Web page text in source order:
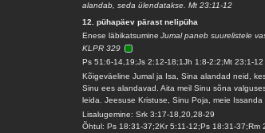
alandab, seda ülendatakse. Mt 23:11-12
12. pühapäev pärast nelipüha
Enese läbikatsumine Jumal paneb suurelistele
KLPR 329
Ps 51:6-14,19;Js 2:12-18;1Jh 1:8-2:2;Mt 23:1-12
Kõigeväeline Jumal ja Isa, Sina alandad neid,
Sinu ees alandavad. Aita meil Sinu sõna
leida. Jeesuse Kristuse, Sinu Poja, meie Issanda
Lisalugemine: Srk 3:17-18,20,28-29
Õhtul: Ps 18:31-37;2Kr 5:11-12;Ps 18:31-37;Rm